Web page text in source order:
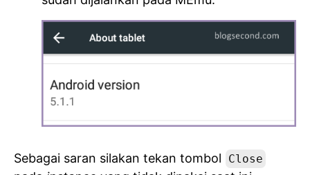
Sebagai saran silakan tekan tombol Close